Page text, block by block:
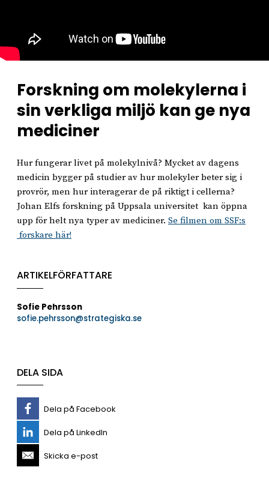
Forskning om molekylerna i
sin verkliga miljö kan ge nya
mediciner
Hur fungerar livet på molekylnivå? Mycket av dagens
medicin bygger på studier av hur molekyler beter sig i
provrör, men hur interagerar de på riktigt i cellerna?
Johan Elfs forskning på Uppsala universitet kan öppna
upp för helt nya typer av mediciner. Se filmen om SSF:s
forskare här!
ARTIKELFÖRFATTARE
Sofie Pehrsson
sofie.pehrsson@strategiska.se
DELA SIDA
Dela på Facebook
Dela på LinkedIn
Skicka e-post